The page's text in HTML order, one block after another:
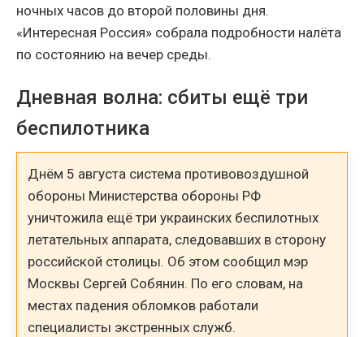
ночных часов до второй половины дня.
«Интересная Россия» собрала подробности налёта
по состоянию на вечер среды.
Дневная волна: сбиты ещё три
беспилотника
Днём 5 августа система противовоздушной
обороны Министерства обороны РФ
уничтожила ещё три украинских беспилотных
летательных аппарата, следовавших в сторону
российской столицы. Об этом сообщил мэр
Москвы Сергей Собянин. По его словам, на
местах падения обломков работали
специалисты экстренных служб.